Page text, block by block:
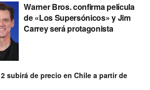
Warner Bros. confirma película
de «Los Supersónicos» y Jim
Carrey será protagonista
subirá de precio en Chile a partir de